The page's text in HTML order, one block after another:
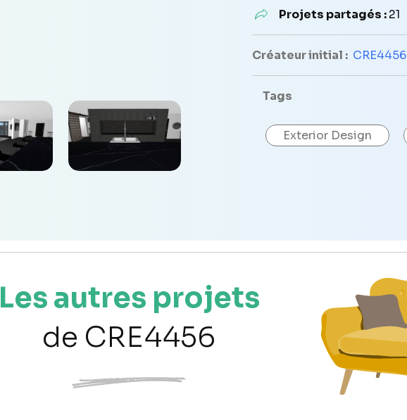
Projets partagés :21
Créateur initial : CRE4456
Tags
Exterior Design
Les autres projets
de CRE4456